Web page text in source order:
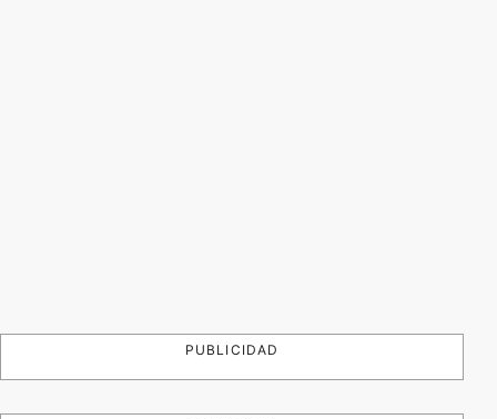
PUBLICIDAD